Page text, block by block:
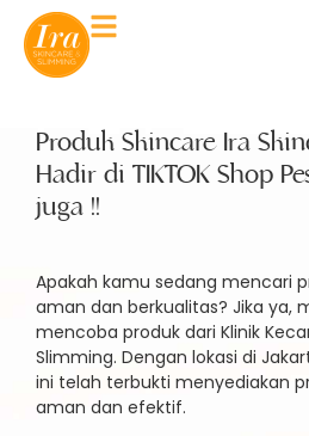
Produk Skincare Ira
Hadir di TIKTOK Shop
juga !!
Apakah kamu sedang mencari
aman dan berkualitas? Jika ya,
mencoba produk dari Klinik
Slimming. Dengan lokasi di
ini telah terbukti menyediakan
aman dan efektif.